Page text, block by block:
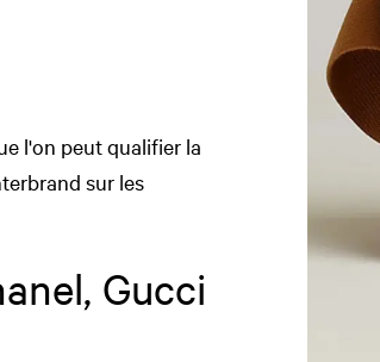
l'on peut qualifier la
sur les
Gucci